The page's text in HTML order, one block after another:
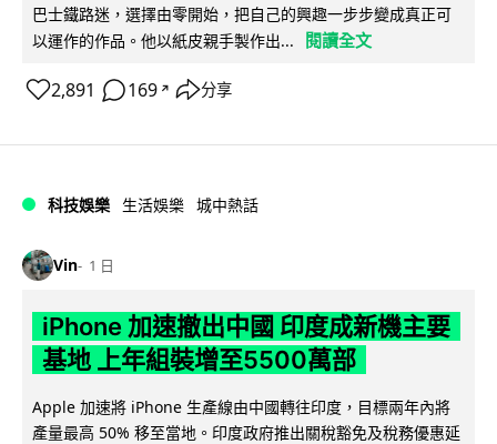
巴士鐵路迷，選擇由零開始，把自己的興趣一步步變成真正可
以運作的作品。他以紙皮親手製作出...
閱讀全文
2,891 169 ↗ 分享
科技娛樂 生活娛樂 城中熱話
Vin 1 日
iPhone 加速撤出中國 印度成新機主要
基地 上年組裝增至5500萬部
Apple 加速將 iPhone 生產線由中國轉往印度，目標兩年內將
產量最高 50% 移至當地。印度政府推出關稅豁免及稅務優惠延